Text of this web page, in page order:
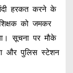
हरकत करने के
को जमकर
सूचना पर मौके
और पुलिस स्टेशन